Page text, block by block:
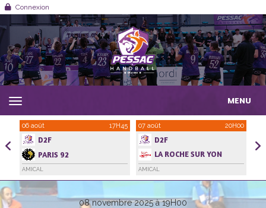
Connexion
MENU
06 août 17H45
D2F
PARIS 92
AMICAL
07 août 20H00
D2F
LA ROCHE SUR YON
HANDBALL VENDEE
AMICAL
08 novembre 2025 à 19H00
Panneau de gestion des cookies